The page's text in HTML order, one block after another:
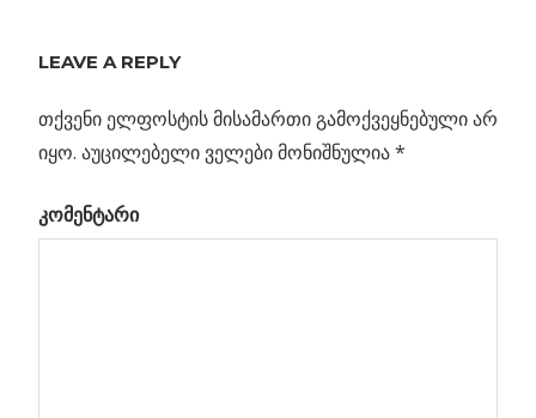
ნავიგაცია
Previous
ორიონის
კოსმოსური
ქარების
LEAVE A REPLY
თქვენი ელფოსტის მისამართი გამოქვეყნებული არ
იყო. აუცილებელი ველები მონიშნულია*
კომენტარი